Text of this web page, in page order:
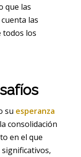
que las
las
todos los
su esperanza
consolidación
en el que